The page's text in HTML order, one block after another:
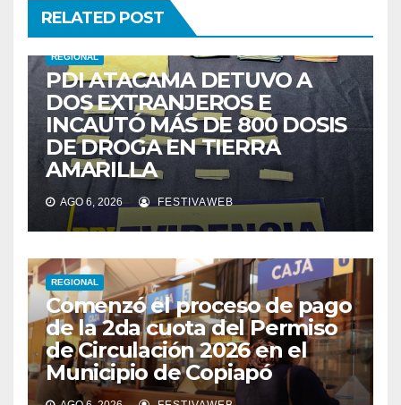
RELATED POST
REGIONAL
PDI ATACAMA DETUVO A
DOS EXTRANJEROS E
INCAUTÓ MÁS DE 800 DOSIS
DE DROGA EN TIERRA
AMARILLA
AGO 6, 2026 FESTIVAWEB
REGIONAL
Comenzó el proceso de pago
de la 2da cuota del Permiso
de Circulación 2026 en el
Municipio de Copiapó